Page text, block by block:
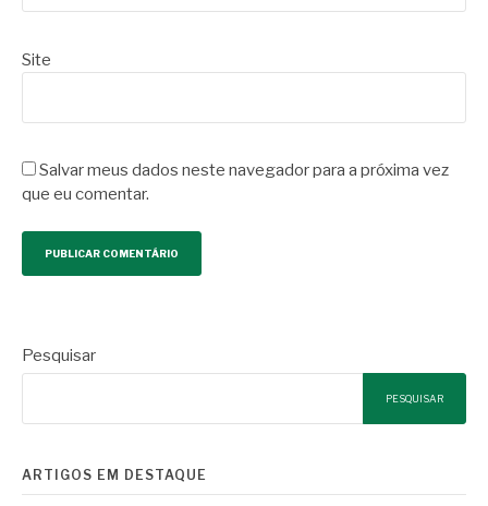
Site
Salvar meus dados neste navegador para a próxima vez
que eu comentar.
Pesquisar
PESQUISAR
ARTIGOS EM DESTAQUE